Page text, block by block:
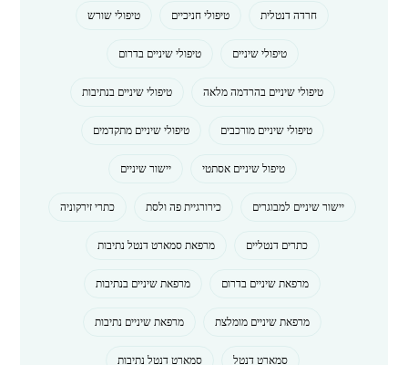
חרדה דנטלית
טיפולי חניכיים
טיפולי שורש
טיפולי שיניים
טיפולי שיניים בדרום
טיפולי שיניים בהרדמה מלאה
טיפולי שיניים בנתיבות
טיפולי שיניים מורכבים
טיפולי שיניים מתקדמים
טיפול שיניים אסתטי
יישור שיניים
יישור שיניים למבוגרים
כירורגיית פה ולסת
כתרי זירקוניה
כתרים דנטליים
מרפאת סמארט דנטל נתיבות
מרפאת שיניים בדרום
מרפאת שיניים בנתיבות
מרפאת שיניים מומלצת
מרפאת שיניים נתיבות
סמארט דנטל
סמארט דנטל נתיבות